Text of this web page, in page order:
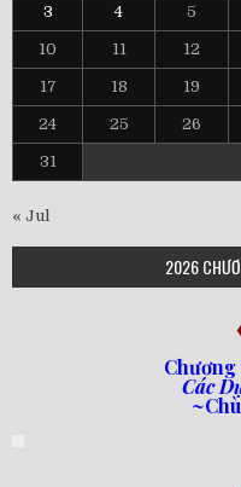
3 4 5
10 11 12
17 18 19
24 25 26
31
« Jul
2026
Các